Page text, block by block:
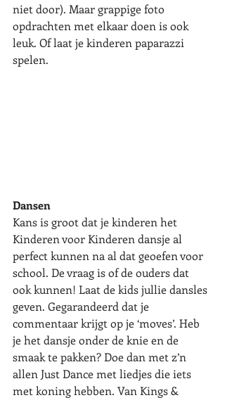
niet door). Maar grappige foto
opdrachten met elkaar doen is ook
leuk. Of laat je kinderen paparazzi
spelen.
Dansen
Kans is groot dat je kinderen het
Kinderen voor Kinderen dansje al
perfect kunnen na al dat geoefen voor
school. De vraag is of de ouders dat
ook kunnen! Laat de kids jullie dansles
geven. Gegarandeerd dat je
commentaar krijgt op je ‘moves’. Heb
je het dansje onder de knie en de
smaak te pakken? Doe dan met z’n
allen Just Dance met liedjes die iets
met koning hebben. Van Kings &